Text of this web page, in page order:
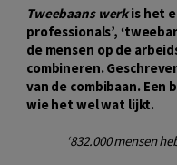
Tweebaans werkis het
professionals’,
de mensen op de
combineren.
van de combibaan.
wie het wel wat lijkt.
‘832.000 mensen